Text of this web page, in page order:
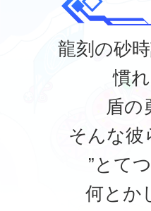
龍刻の砂
慣
盾の
そんな彼
”とて
何とか